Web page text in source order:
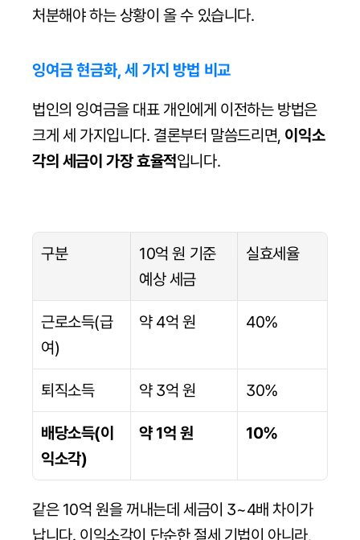
처분해야 하는 상황이 올 수 있습니다.
잉여금 현금화, 세 가지 방법 비교
법인의 잉여금을 대표 개인에게 이전하는 방법은
크게 세 가지입니다. 결론부터 말씀드리면, 이익소
각의 세금이 가장 효율적입니다.
구분
10억 원 기준
예상 세금
실효세율
근로소득(급
여)
약 4억 원 40%
퇴직소득 약 3억 원 30%
배당소득(이
익소각)
약 1억 원 10%
같은 10억 원을 꺼내는데 세금이 3~4배 차이가